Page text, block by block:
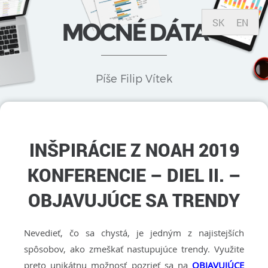
MOCNÉ DÁTA
Píše Filip Vítek
SK EN
INŠPIRÁCIE Z NOAH 2019
KONFERENCIE – DIEL II. –
OBJAVUJÚCE SA TRENDY
Nevedieť, čo sa chystá, je jedným z najistejších
spôsobov, ako zmeškať nastupujúce trendy. Využite
preto unikátnu možnosť pozrieť sa na OBJAVUJÚCE